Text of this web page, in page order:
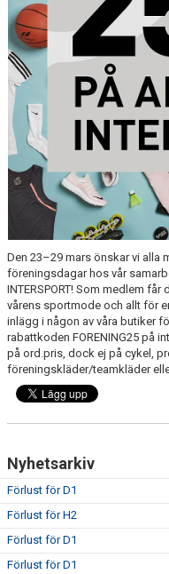
Den 23–29 mars önskar vi alla
föreningsdagar hos vår
INTERSPORT! Som medlem
vårens sportmode och allt för
inlägg i någon av våra butiker
rabattkoden FORENING25 på
på ord.pris, dock ej på cykel,
föreningskläder/teamkläder
Nyhetsarkiv
Förlust för D1
Förlust för H2
Förlust för D1
Förlust för D1